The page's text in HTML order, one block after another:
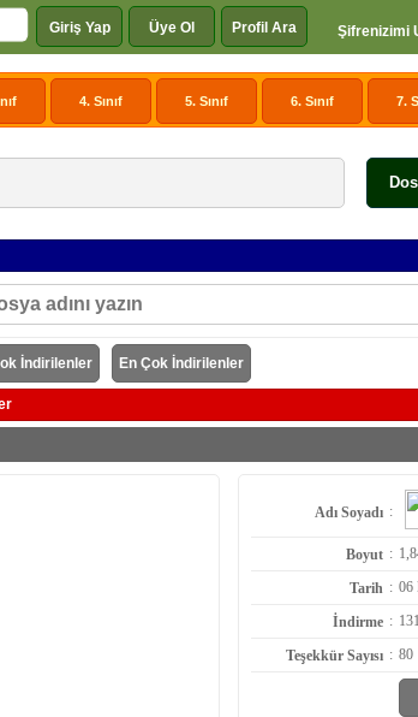
Giriş Yap Üye Ol Profil Ara Şifrenizimi
4. Sınıf 5. Sınıf 6. Sınıf 7.
İndirilenler En Çok İndirilenler
Adı Soyadı :
Boyut :
Tarih : 06
İndirme :
Teşekkür Sayısı : 80